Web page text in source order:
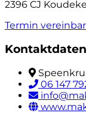
2396 CJ
Termin
Kontaktdaten
06 147